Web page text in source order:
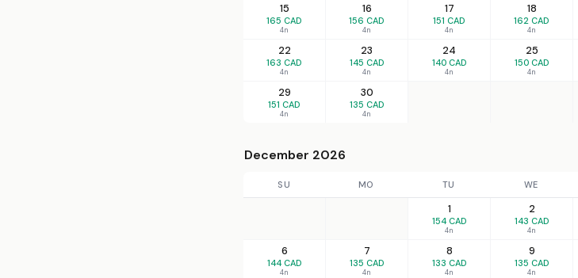
15
165 CAD
4n
16
156 CAD
4n
17
151 CAD
4n
18
162 CAD
4n
22
163 CAD
4n
23
145 CAD
4n
24
140 CAD
4n
25
150 CAD
4n
29
151 CAD
4n
30
135 CAD
4n
December 2026
SU MO TU WE
1
154 CAD
4n
2
143 CAD
4n
6
144 CAD
4n
7
135 CAD
4n
8
133 CAD
4n
9
135 CAD
4n